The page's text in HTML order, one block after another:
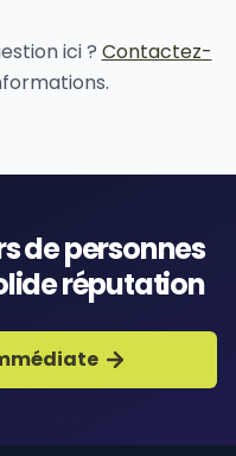
ici ? Contactez-
de personnes
réputation